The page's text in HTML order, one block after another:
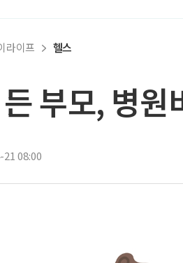
라이프 헬스
부모, 병원
08:00